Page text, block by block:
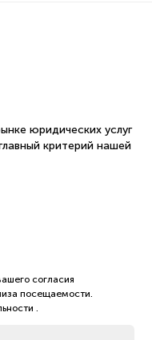
юридических услуг
критерий нашей
данных
согласия
посещаемости.
.